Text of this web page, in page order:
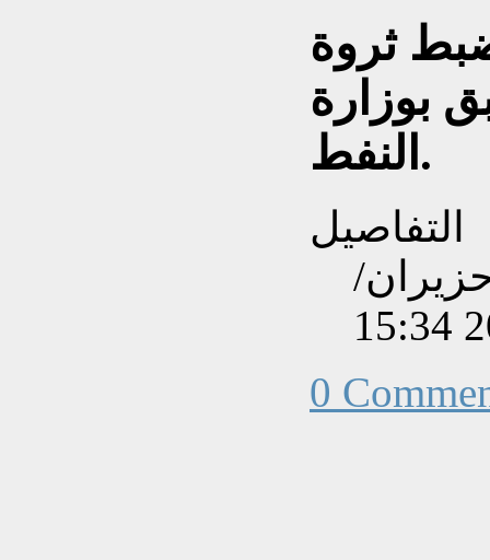
ثروة
بوزارة
النفط.
التفاصيل
بتاريخ الثلاثاء, 02 حزيران/
0